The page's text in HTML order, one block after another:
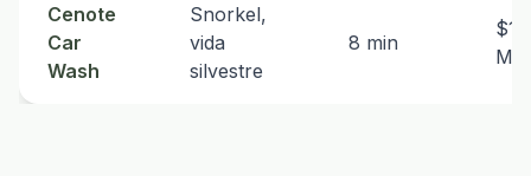
Cenote
Car
Wash
Snorkel,
vida
silvestre
8 min